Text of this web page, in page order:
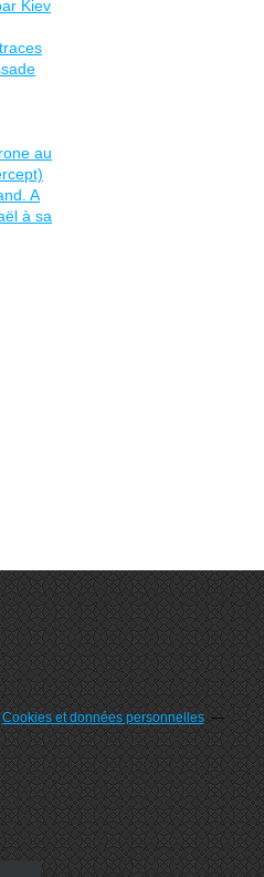
Cookies et données personnelles